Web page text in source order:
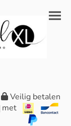
Veilig betalen
met